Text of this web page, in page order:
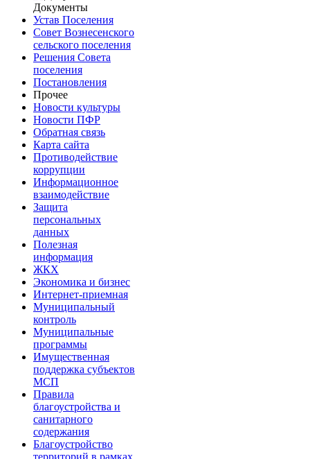
Документы
Устав Поселения
Совет Вознесенского
сельского поселения
Решения Совета
поселения
Постановления
Прочее
Новости культуры
Новости ПФР
Обратная связь
Карта сайта
Противодействие
коррупции
Информационное
взаимодействие
Защита
персональных
данных
Полезная
информация
ЖКХ
Экономика и бизнес
Интернет-приемная
Муниципальный
контроль
Муниципальные
программы
Имущественная
поддержка субъектов
МСП
Правила
благоустройства и
санитарного
содержания
Благоустройство
территорий в рамках